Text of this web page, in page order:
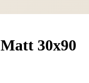
30x90